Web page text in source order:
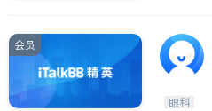
会员
眼科